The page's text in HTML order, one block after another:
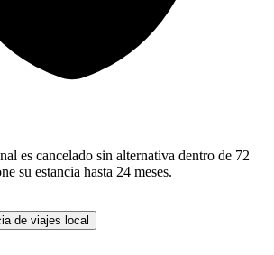
es cancelado sin alternativa dentro de 72
su estancia hasta 24 meses.
de viajes local